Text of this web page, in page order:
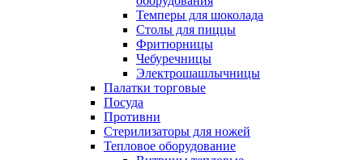
Темперы для шоколада
Столы для пиццы
Фритюрницы
Чебуречницы
Электрошашлычницы
Палатки торговые
Посуда
Противни
Стерилизаторы для ножей
Тепловое оборудование